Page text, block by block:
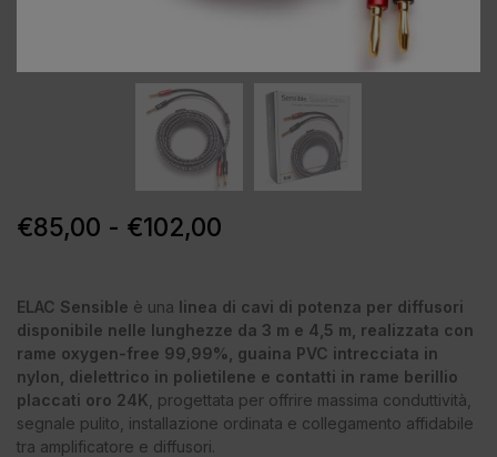
€85,00 - €102,00
ELAC Sensible è una linea di cavi di potenza per diffusori
disponibile nelle lunghezze da 3 m e 4,5 m, realizzata con
rame oxygen-free 99,99%, guaina PVC intrecciata in
nylon, dielettrico in polietilene e contatti in rame berillio
placcati oro 24K , progettata per offrire massima conduttività,
segnale pulito, installazione ordinata e collegamento affidabile
tra amplificatore e diffusori.